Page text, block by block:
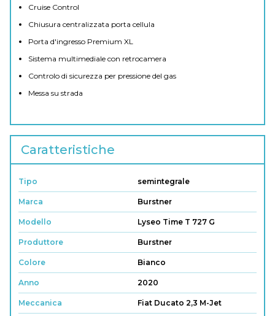
Cruise Control
Chiusura centralizzata porta cellula
Porta d'ingresso Premium XL
Sistema multimediale con retrocamera
Controlo di sicurezza per pressione del gas
Messa su strada
Caratteristiche
Tipo semintegrale
Marca Burstner
Modello Lyseo Time T 727 G
Produttore Burstner
Colore Bianco
Anno 2020
Meccanica Fiat Ducato 2,3 M-Jet